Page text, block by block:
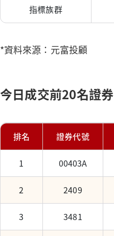
指標族群
*資料來源：元富投顧
今日成交前20名證券
排名 證券代號
1 00403A
2 2409
3 3481